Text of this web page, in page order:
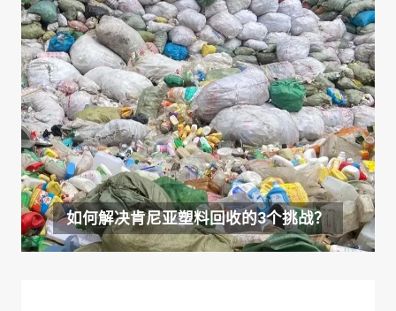
如何解决肯尼亚塑料回收的3个挑战？